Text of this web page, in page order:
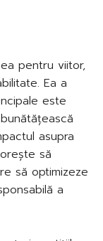
pentru viitor,
Ea a
este
asupra
să
să optimizeze
a